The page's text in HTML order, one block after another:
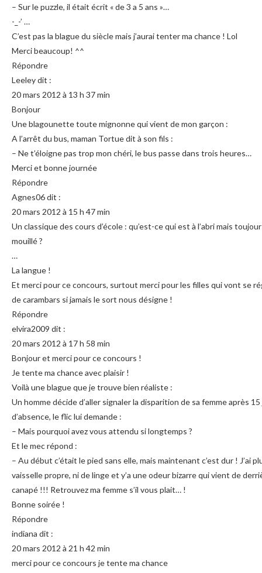
– Sur le puzzle, il était écrit « de 3 a 5 ans »…
-_-’ …
C’est pas la blague du siècle mais j’aurai tenter ma chance ! Lol
Merci beaucoup! ^^
Répondre
Leeley dit :
20 mars 2012 à 13 h 37 min
Bonjour
Une blagounette toute mignonne qui vient de mon garçon :
A l’arrêt du bus, maman Tortue dit à son fils :
– Ne t’éloigne pas trop mon chéri, le bus passe dans trois heures…
Merci et bonne journée
Répondre
Agnes06 dit :
20 mars 2012 à 15 h 47 min
Un classique des cours d’école : qu’est-ce qui est à l’abri mais
mouillé ?
…
La langue !
Et merci pour ce concours, surtout merci pour les filles qui vont se
de carambars si jamais le sort nous désigne !
Répondre
elvira2009 dit :
20 mars 2012 à 17 h 58 min
Bonjour et merci pour ce concours !
Je tente ma chance avec plaisir !
Voilà une blague que je trouve bien réaliste :
Un homme décide d’aller signaler la disparition de sa femme après
d’absence, le flic lui demande :
– Mais pourquoi avez vous attendu si longtemps ?
Et le mec répond :
– Au début c’était le pied sans elle, mais maintenant c’est dur ! J’ai
vaisselle propre, ni de linge et y’a une odeur bizarre qui vient de
canapé !!! Retrouvez ma femme s’il vous plait… !
Bonne soirée !
Répondre
indiana dit :
20 mars 2012 à 21 h 42 min
merci pour ce concours je tente ma chance